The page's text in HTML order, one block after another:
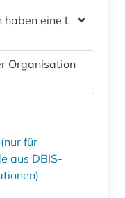
eine Lizenz
Organisation
für
aus DBIS-